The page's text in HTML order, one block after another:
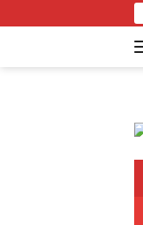
ke